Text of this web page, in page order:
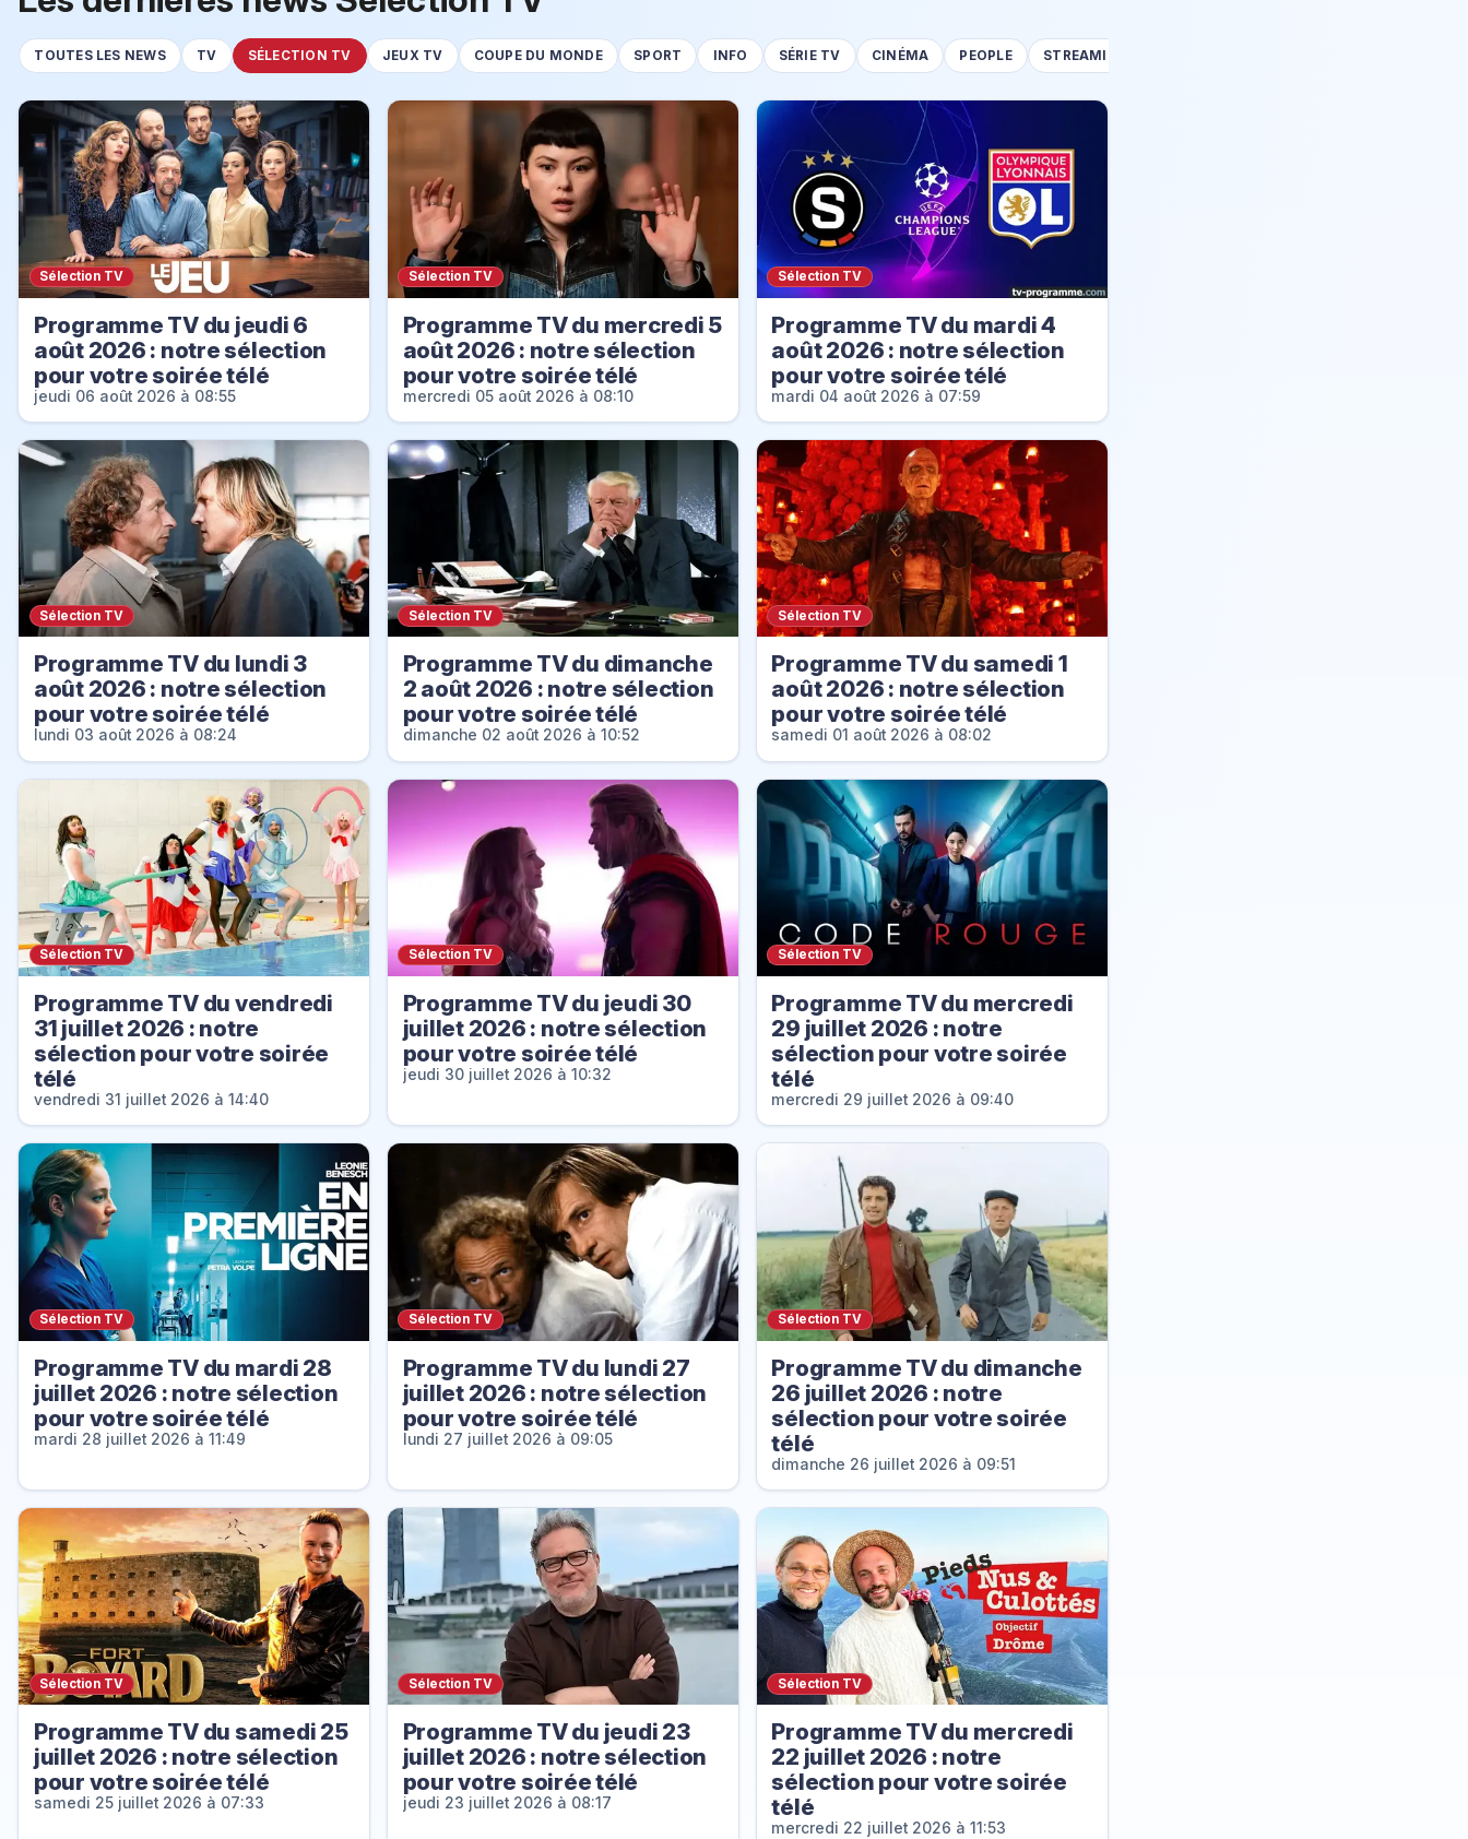
TOUTES LES NEWS TV SÉLECTION TV JEUX TV COUPE DU MONDE SPORT INFO SÉRIE TV CINÉMA PEOPLE STREAMING
Sélection TV
Programme TV du jeudi 6
août 2026 : notre sélection
pour votre soirée télé
jeudi 06 août 2026 à 08:55
Sélection TV
Programme TV du mercredi 5
août 2026 : notre sélection
pour votre soirée télé
mercredi 05 août 2026 à 08:10
Sélection TV
Programme TV du mardi 4
août 2026 : notre sélection
pour votre soirée télé
mardi 04 août 2026 à 07:59
Sélection TV
Programme TV du lundi 3
août 2026 : notre sélection
pour votre soirée télé
lundi 03 août 2026 à 08:24
Sélection TV
Programme TV du dimanche
2 août 2026 : notre sélection
pour votre soirée télé
dimanche 02 août 2026 à 10:52
Sélection TV
Programme TV du samedi 1
août 2026 : notre sélection
pour votre soirée télé
samedi 01 août 2026 à 08:02
Sélection TV
Programme TV du vendredi
31 juillet 2026 : notre
sélection pour votre soirée
télé
vendredi 31 juillet 2026 à 14:40
Sélection TV
Programme TV du jeudi 30
juillet 2026 : notre sélection
pour votre soirée télé
jeudi 30 juillet 2026 à 10:32
Sélection TV
Programme TV du mercredi
29 juillet 2026 : notre
sélection pour votre soirée
télé
mercredi 29 juillet 2026 à 09:40
Sélection TV
Programme TV du mardi 28
juillet 2026 : notre sélection
pour votre soirée télé
mardi 28 juillet 2026 à 11:49
Sélection TV
Programme TV du lundi 27
juillet 2026 : notre sélection
pour votre soirée télé
lundi 27 juillet 2026 à 09:05
Sélection TV
Programme TV du dimanche
26 juillet 2026 : notre
sélection pour votre soirée
télé
dimanche 26 juillet 2026 à 09:51
Sélection TV
Programme TV du samedi 25
juillet 2026 : notre sélection
pour votre soirée télé
samedi 25 juillet 2026 à 07:33
Sélection TV
Programme TV du jeudi 23
juillet 2026 : notre sélection
pour votre soirée télé
jeudi 23 juillet 2026 à 08:17
Sélection TV
Programme TV du mercredi
22 juillet 2026 : notre
sélection pour votre soirée
télé
mercredi 22 juillet 2026 à 11:53